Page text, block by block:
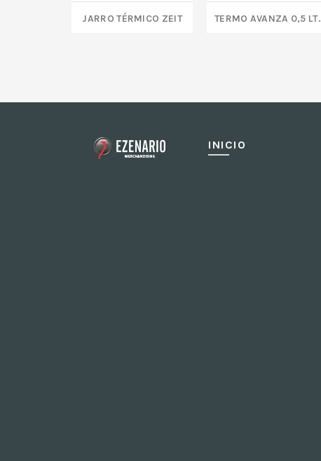
JARRO TÉRMICO ZEIT Termo AVANZA 0,5 Lt.
INICIO